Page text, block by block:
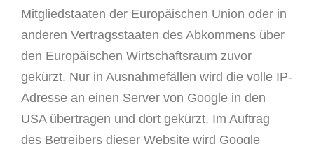
Mitgliedstaaten der Europäischen Union oder in
anderen Vertragsstaaten des Abkommens über
den Europäischen Wirtschaftsraum zuvor
gekürzt. Nur in Ausnahmefällen wird die volle IP-
Adresse an einen Server von Google in den
USA übertragen und dort gekürzt. Im Auftrag
des Betreibers dieser Website wird Google